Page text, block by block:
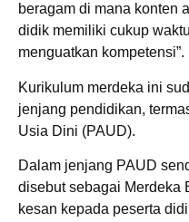
beragam di mana konten
didik memiliki cukup
menguatkan kompetensi”.
Kurikulum merdeka ini
jenjang pendidikan,
Usia Dini (PAUD).
Dalam jenjang PAUD
disebut sebagai Merdeka
kesan kepada peserta